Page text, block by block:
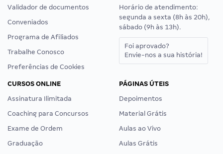
Validador de documentos
Conveniados
Programa de Afiliados
Trabalhe Conosco
Preferências de Cookies
Horário de atendimento:
segunda a sexta (8h às 20h),
sábado (9h às 13h).
Foi aprovado?
Envie-nos a sua história!
CURSOS ONLINE
Assinatura Ilimitada
Coaching para Concursos
Exame de Ordem
Graduação
PÁGINAS ÚTEIS
Depoimentos
Material Grátis
Aulas ao Vivo
Aulas Grátis